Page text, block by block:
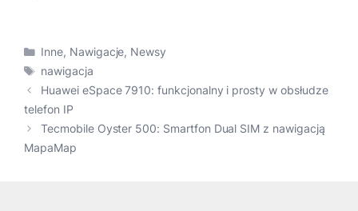
Kategorie
Inne, Nawigacje, Newsy
Tagi
nawigacja
Huawei eSpace 7910: funkcjonalny i prosty w obsłudze
telefon IP
Tecmobile Oyster 500: Smartfon Dual SIM z nawigacją
MapaMap